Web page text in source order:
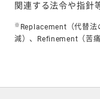
関連する法令や指針
※ Replacement（代替法
減）、Refinement（苦痛